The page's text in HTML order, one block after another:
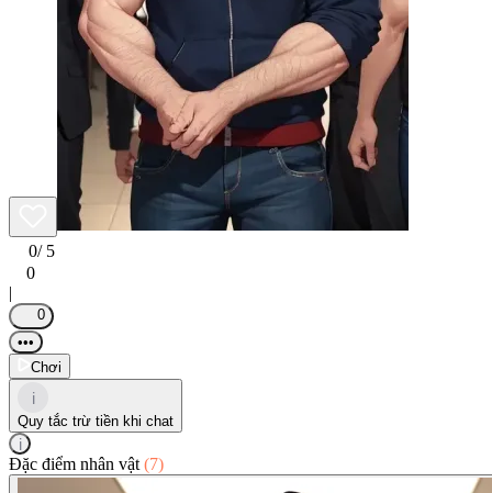
0/ 5
0
|
0
•••
Chơi
i
Quy tắc trừ tiền khi chat
i
Đặc điểm nhân vật (7)